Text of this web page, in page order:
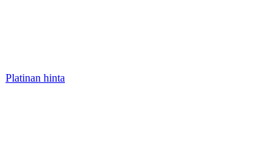
Platinan hinta